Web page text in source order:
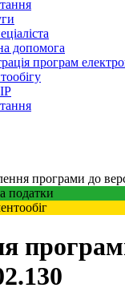
допомога
програм
програми до
податки